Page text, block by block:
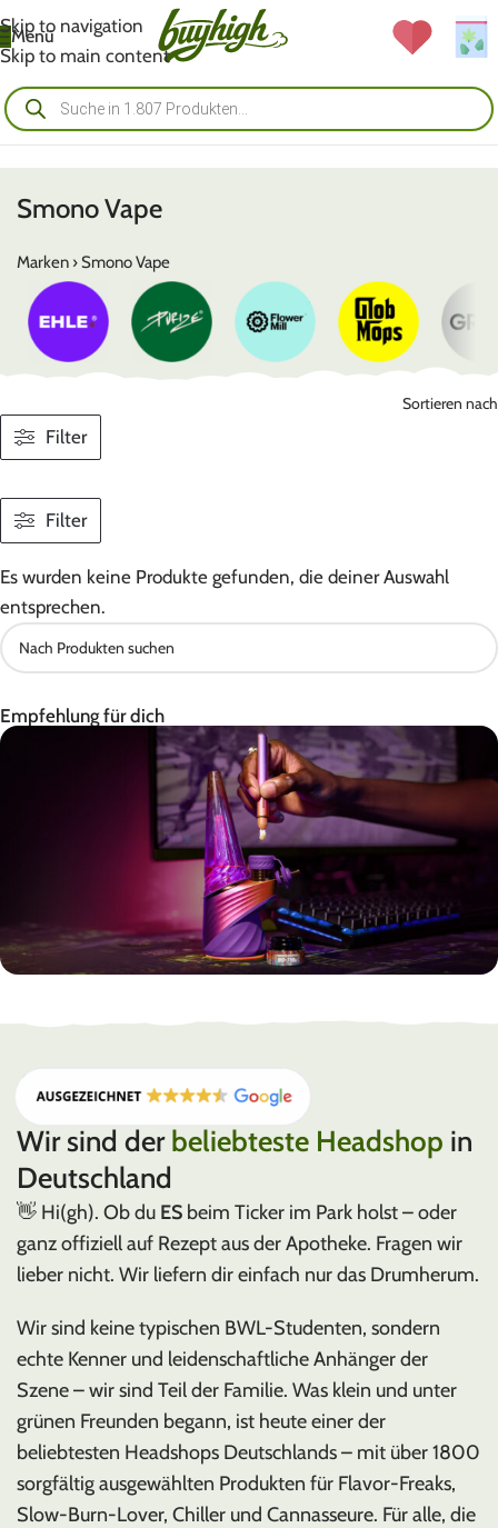
Skip to navigation
Skip to main content
Menü
Smono Vape
Marken ›Smono Vape
Filter
Sortieren nach
Filter
Es wurden keine Produkte gefunden, die deiner Auswahl
entsprechen.
Empfehlung für dich
Wir sind derbeliebteste Headshop in
Deutschland
👋 Hi(gh). Ob du ES beim Ticker im Park holst – oder
ganz offiziell auf Rezept aus der Apotheke. Fragen wir
lieber nicht. Wir liefern dir einfach nur das Drumherum.
Wir sind keine typischen BWL-Studenten, sondern
echte Kenner und leidenschaftliche Anhänger der
Szene – wir sind Teil der Familie. Was klein und unter
grünen Freunden begann, ist heute einer der
beliebtesten Headshops Deutschlands – mit über 1800
sorgfältig ausgewählten Produkten für Flavor-Freaks,
Slow-Burn-Lover, Chiller und Cannasseure. Für alle, die